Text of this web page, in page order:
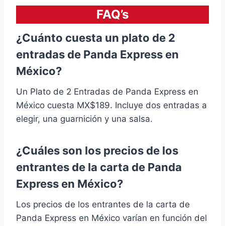
FAQ’s
¿Cuánto cuesta un plato de 2
entradas de Panda Express en
México?
Un Plato de 2 Entradas de Panda Express en
México cuesta MX$189. Incluye dos entradas a
elegir, una guarnición y una salsa.
¿Cuáles son los precios de los
entrantes de la carta de Panda
Express en México?
Los precios de los entrantes de la carta de
Panda Express en México varían en función del